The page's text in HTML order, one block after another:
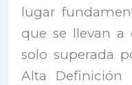
lugar
que se llevan a
solo superada
Alta Definición